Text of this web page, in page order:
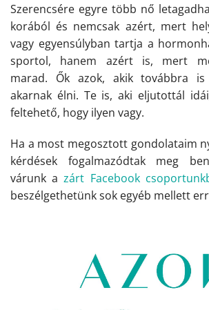
Szerencsére egyre több nő
korából és nemcsak azért, mert
vagy egyensúlyban tartja a
sportol, hanem azért is, mert
marad. Ők azok, akik továbbra
akarnak élni. Te is, aki eljutottál
feltehető, hogy ilyen vagy.
Ha a most megosztott gondolataim
kérdések fogalmazódtak meg
várunk azárt Facebook
beszélgethetünk sok egyéb mellett